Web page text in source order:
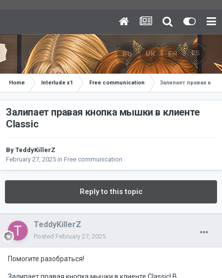
Home Interlude x1 Free communication Залипает правая
Залипает правая кнопка мышки в клиенте
Classic
By TeddyKillerZ
February 27, 2025 in Free communication
Reply to this topic
TeddyKillerZ
Posted February 27, 2025
Помогите разобраться!